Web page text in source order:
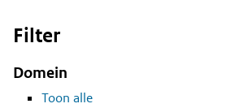
Filter
Domein
Toon alle